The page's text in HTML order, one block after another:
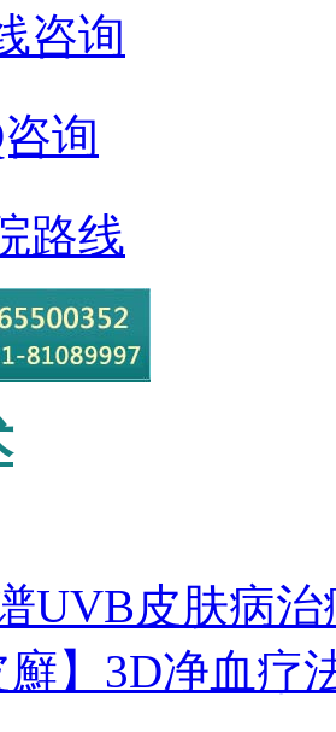
咨询
询
路线
UVB皮肤病治
廯】3D净血疗